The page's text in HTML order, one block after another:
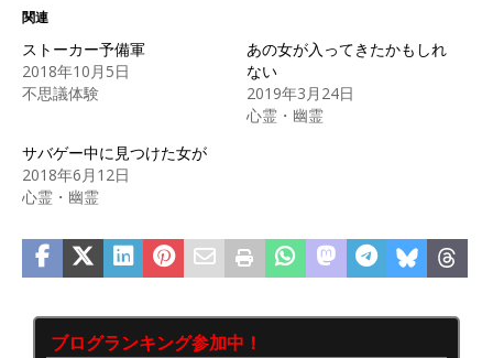
関連
ストーカー予備軍
2018年10月5日
不思議体験
あの女が入ってきたかもしれ
ない
2019年3月24日
心霊・幽霊
サバゲー中に見つけた女が
2018年6月12日
心霊・幽霊
ブログランキング参加中！